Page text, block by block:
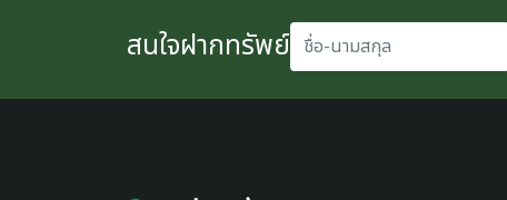
สนใจฝากทรัพย์ชื่อ-นามสกุล